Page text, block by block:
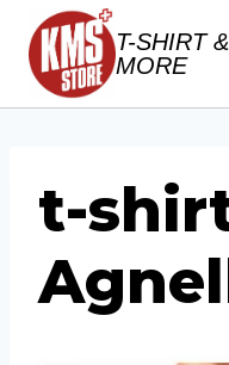
Salta
contenuto
T-SHIRT &
MORE
t-